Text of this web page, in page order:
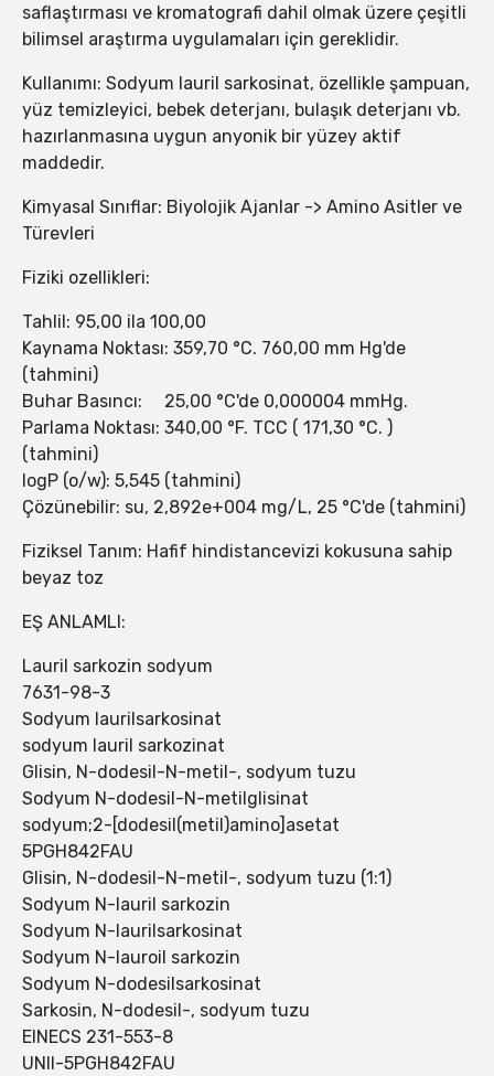
saflaştırması ve kromatografi dahil olmak üzere çeşitli
bilimsel araştırma uygulamaları için gereklidir.
Kullanımı: Sodyum lauril sarkosinat, özellikle şampuan,
yüz temizleyici, bebek deterjanı, bulaşık deterjanı vb.
hazırlanmasına uygun anyonik bir yüzey aktif
maddedir.
Kimyasal Sınıflar: Biyolojik Ajanlar -> Amino Asitler ve
Türevleri
Fiziki ozellikleri:
Tahlil: 95,00 ila 100,00
Kaynama Noktası: 359,70 °C. 760,00 mm Hg'de
(tahmini)
Buhar Basıncı: 25,00 °C'de 0,000004 mmHg.
Parlama Noktası: 340,00 °F. TCC ( 171,30 °C. )
(tahmini)
logP (o/w): 5,545 (tahmini)
Çözünebilir: su, 2,892e+004 mg/L, 25 °C'de (tahmini)
Fiziksel Tanım: Hafif hindistancevizi kokusuna sahip
beyaz toz
EŞ ANLAMLI:
Lauril sarkozin sodyum
7631-98-3
Sodyum laurilsarkosinat
sodyum lauril sarkozinat
Glisin, N-dodesil-N-metil-, sodyum tuzu
Sodyum N-dodesil-N-metilglisinat
sodyum;2-[dodesil(metil)amino]asetat
5PGH842FAU
Glisin, N-dodesil-N-metil-, sodyum tuzu (1:1)
Sodyum N-lauril sarkozin
Sodyum N-laurilsarkosinat
Sodyum N-lauroil sarkozin
Sodyum N-dodesilsarkosinat
Sarkosin, N-dodesil-, sodyum tuzu
EINECS 231-553-8
UNII-5PGH842FAU